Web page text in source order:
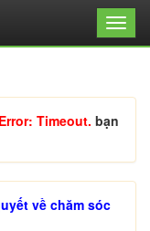
Timeout. bạn
về chăm sóc